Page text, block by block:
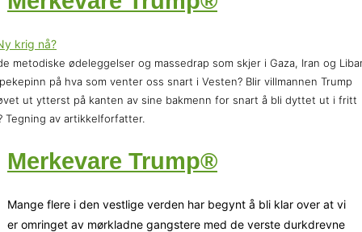
metodiske ødeleggelser og massedrap som skjer i Gaza, Iran og
på hva som venter oss snart i Vesten? Blir villmannen Trump
ut ytterst på kanten av sine bakmenn for snart å bli dyttet ut i fritt
Tegning av artikkelforfatter.
Merkevare Trump®
Mange flere i den vestlige verden har begynt å bli klar over at vi
er omringet av mørkladne gangstere med de verste durkdrevne